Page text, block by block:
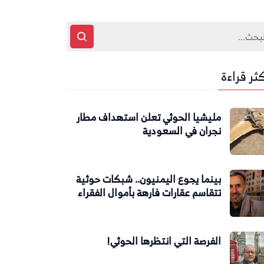
قراءة
مليشيا الحوثي تعلن استهداف مطار
نجران في السعودية
بينما يجوع اليمنيون.. شبكات حوثية
تتقاسم عقارات فارهة بأموال الفقراء
الفرصة التي انتظرها الحوثي!